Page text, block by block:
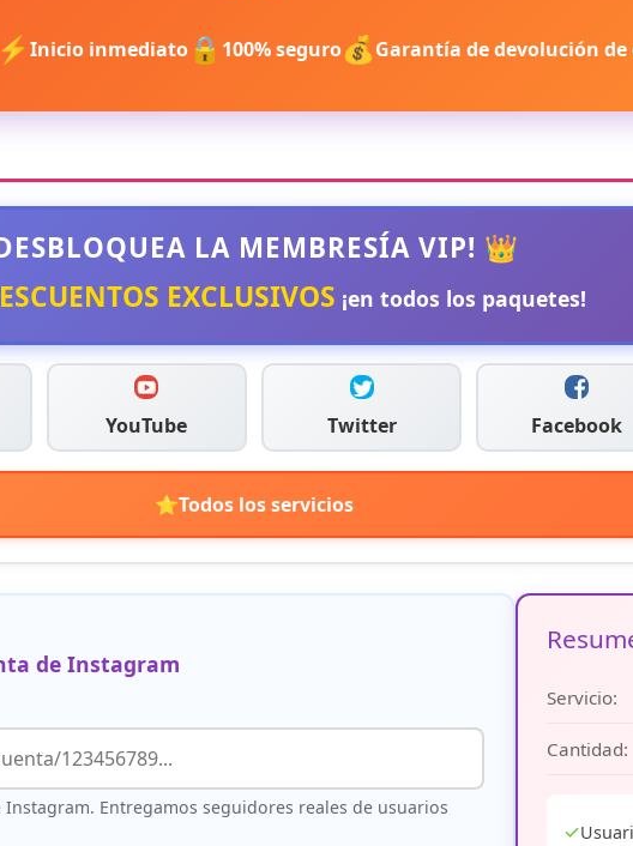
Inicio inmediato🔒 100% seguro💰Garantía de devolución
LA MEMBRESÍA VIP! 👑
EXCLUSIVOS ¡en todos los paquetes!
YouTube Twitter Facebook
⭐Todos los servicios
de Instagram
Entregamos seguidores reales de usuarios
Servicio:
Cantidad:
✓